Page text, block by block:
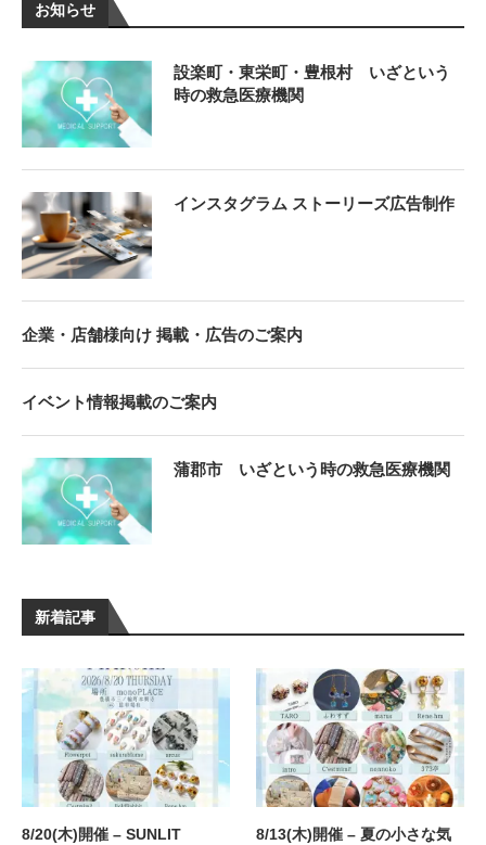
新着記事
8/20(木)開催 – SUNLIT
8/13(木)開催 – 夏の小さな気
お知らせ
設楽町・東栄町・豊根村 いざという
時の救急医療機関
インスタグラム ストーリーズ広告制作
企業・店舗様向け 掲載・広告のご案内
イベント情報掲載のご案内
蒲郡市 いざという時の救急医療機関